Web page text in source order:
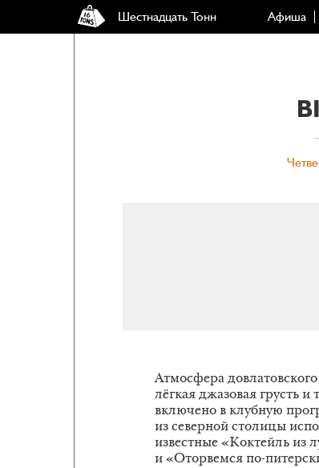
Шестнадцать Тонн Афиша
Атмосфера
лёгкая джазовая грусть
включено в клубную
из северной столицы
известные «Коктейль из
и «Оторвемся по-